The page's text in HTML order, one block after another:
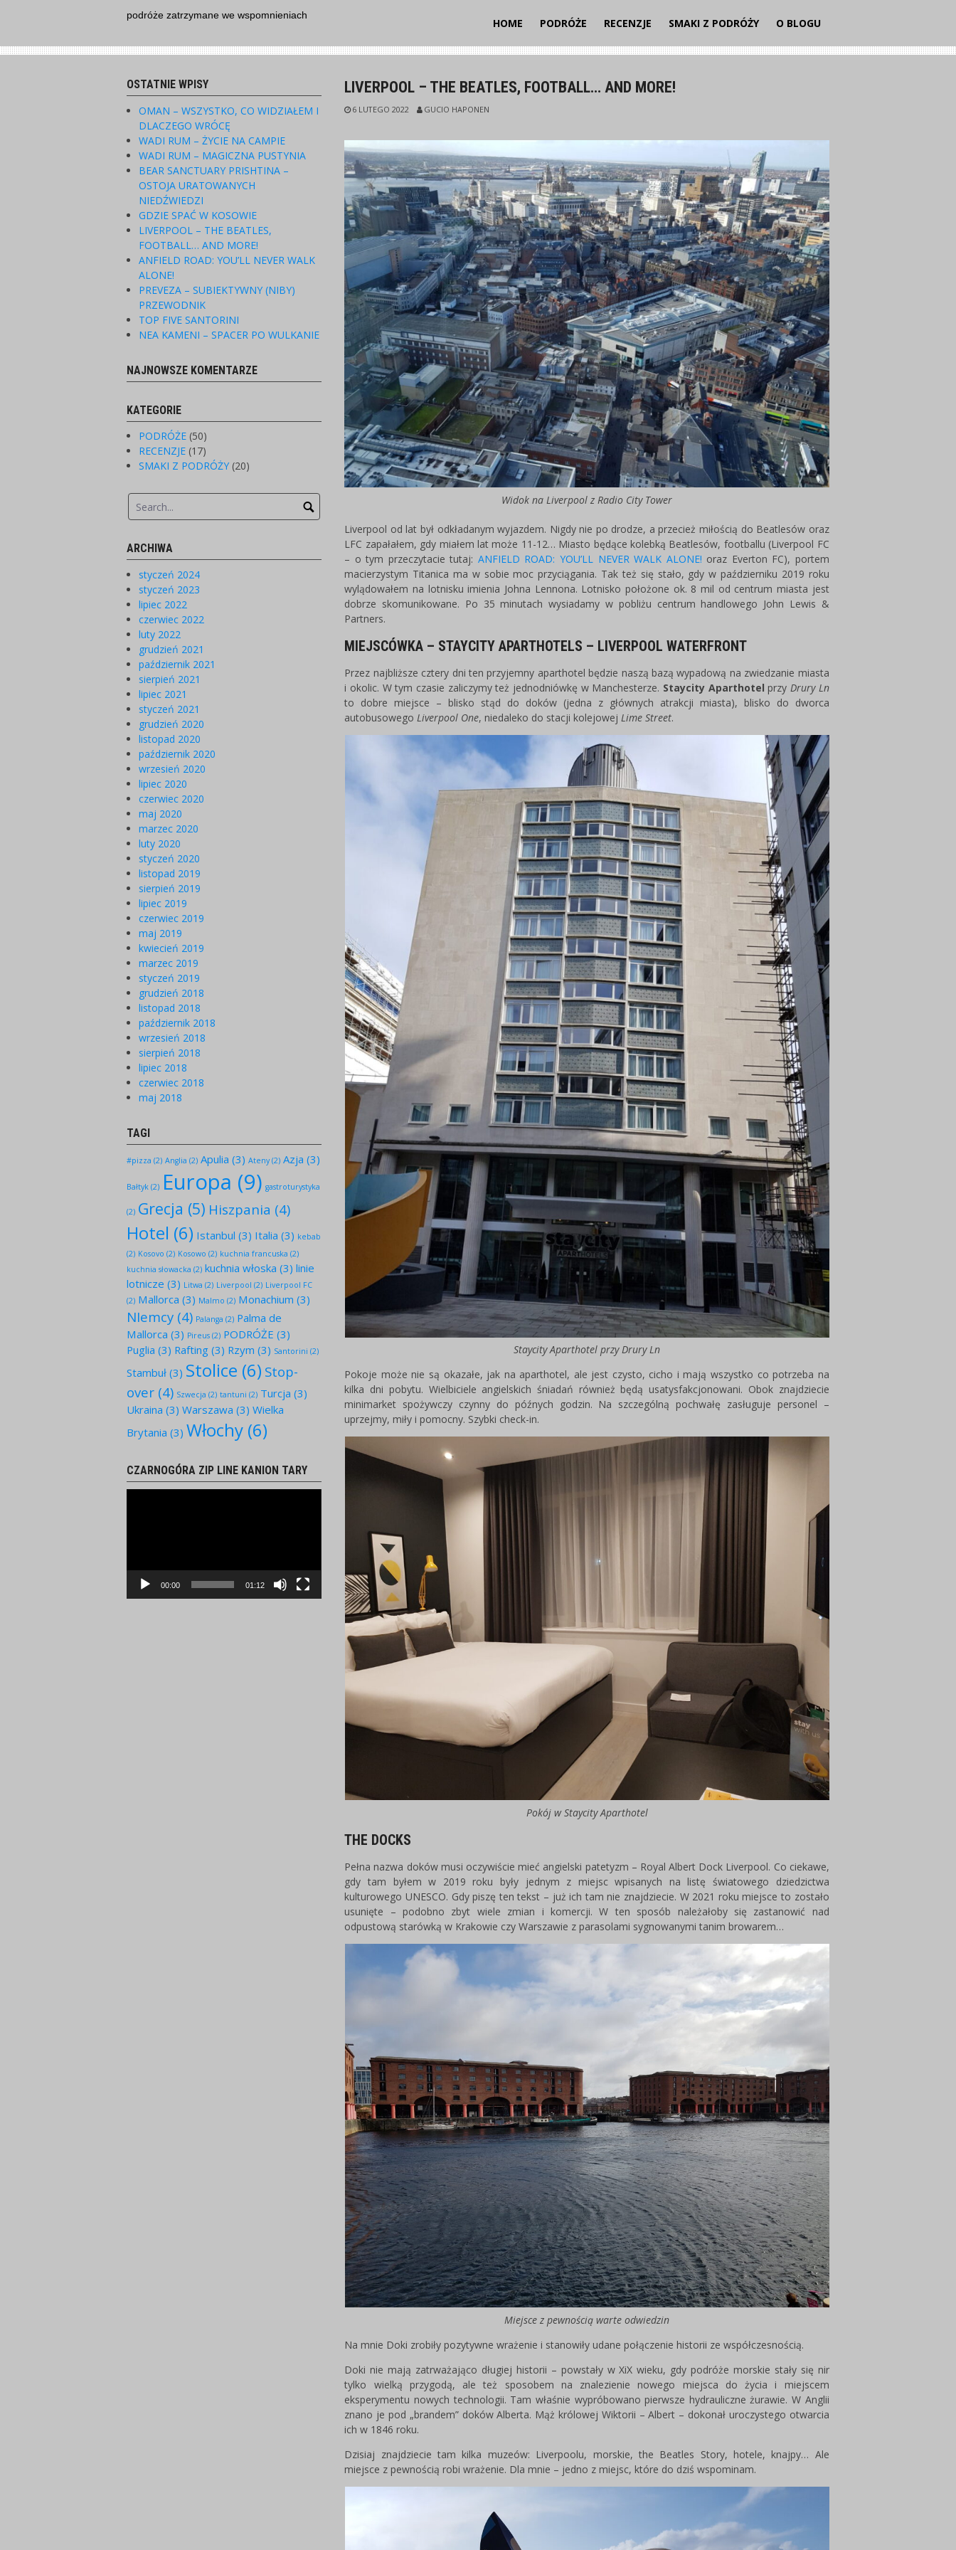
podróże zatrzymane we wspomnieniach
HOME PODRÓŻE RECENZJE SMAKI Z PODRÓŻY O BLOGU
LIVERPOOL – THE BEATLES, FOOTBALL… AND MORE!
6 LUTEGO 2022 GUCIO HAPONEN
Widok na Liverpool z Radio City Tower
Liverpool od lat był odkładanym wyjazdem. Nigdy nie po drodze, a przecież miłością do Beatlesów oraz
LFC zapałałem, gdy miałem lat może 11-12… Miasto będące kolebką Beatlesów, footballu (Liverpool FC
– o tym przeczytacie tutaj: ANFIELD ROAD: YOU’LL NEVER WALK ALONE! oraz Everton FC), portem
macierzystym Titanica ma w sobie moc przyciągania. Tak też się stało, gdy w październiku 2019 roku
wylądowałem na lotnisku imienia Johna Lennona. Lotnisko położone ok. 8 mil od centrum miasta jest
dobrze skomunikowane. Po 35 minutach wysiadamy w pobliżu centrum handlowego John Lewis &
Partners.
MIEJSCÓWKA – STAYCITY APARTHOTELS – LIVERPOOL WATERFRONT
Przez najbliższe cztery dni ten przyjemny aparthotel będzie naszą bazą wypadową na zwiedzanie miasta
i okolic. W tym czasie zaliczymy też jednodniówkę w Manchesterze. Staycity Aparthotel przyDrury Ln
to dobre miejsce – blisko stąd do doków (jedna z głównych atrakcji miasta), blisko do dworca
autobusowegoLiverpool One, niedaleko do stacji kolejowejLime Street.
Staycity Aparthotel przy Drury Ln
Pokoje może nie są okazałe, jak na aparthotel, ale jest czysto, cicho i mają wszystko co potrzeba na
kilka dni pobytu. Wielbiciele angielskich śniadań również będą usatysfakcjonowani. Obok znajdziecie
minimarket spożywczy czynny do późnych godzin. Na szczególną pochwałę zasługuje personel –
uprzejmy, miły i pomocny. Szybki check-in.
Pokój w Staycity Aparthotel
THE DOCKS
Pełna nazwa doków musi oczywiście mieć angielski patetyzm – Royal Albert Dock Liverpool. Co ciekawe,
gdy tam byłem w 2019 roku były jednym z miejsc wpisanych na listę światowego dziedzictwa
kulturowego UNESCO. Gdy piszę ten tekst – już ich tam nie znajdziecie. W 2021 roku miejsce to zostało
usunięte – podobno zbyt wiele zmian i komercji. W ten sposób należałoby się zastanowić nad
odpustową starówką w Krakowie czy Warszawie z parasolami sygnowanymi tanim browarem…
Miejsce z pewnością warte odwiedzin
Na mnie Doki zrobiły pozytywne wrażenie i stanowiły udane połączenie historii ze współczesnością.
Doki nie mają zatrważająco długiej historii – powstały w XiX wieku, gdy podróże morskie stały się nir
tylko wielką przygodą, ale też sposobem na znalezienie nowego miejsca do życia i miejscem
eksperymentu nowych technologii. Tam właśnie wypróbowano pierwsze hydrauliczne żurawie. W Anglii
znano je pod „brandem” doków Alberta. Mąż królowej Wiktorii – Albert – dokonał uroczystego otwarcia
ich w 1846 roku.
Dzisiaj znajdziecie tam kilka muzeów: Liverpoolu, morskie, the Beatles Story, hotele, knajpy… Ale
miejsce z pewnością robi wrażenie. Dla mnie – jedno z miejsc, które do dziś wspominam.
OSTATNIE WPISY
OMAN – WSZYSTKO, CO WIDZIAŁEM I
DLACZEGO WRÓCĘ
WADI RUM – ŻYCIE NA CAMPIE
WADI RUM – MAGICZNA PUSTYNIA
BEAR SANCTUARY PRISHTINA –
OSTOJA URATOWANYCH
NIEDŹWIEDZI
GDZIE SPAĆ W KOSOWIE
LIVERPOOL – THE BEATLES,
FOOTBALL… AND MORE!
ANFIELD ROAD: YOU’LL NEVER WALK
ALONE!
PREVEZA – SUBIEKTYWNY (NIBY)
PRZEWODNIK
TOP FIVE SANTORINI
NEA KAMENI – SPACER PO WULKANIE
NAJNOWSZE KOMENTARZE
KATEGORIE
PODRÓŻE (50)
RECENZJE (17)
SMAKI Z PODRÓŻY (20)
ARCHIWA
styczeń 2024
styczeń 2023
lipiec 2022
czerwiec 2022
luty 2022
grudzień 2021
październik 2021
sierpień 2021
lipiec 2021
styczeń 2021
grudzień 2020
listopad 2020
październik 2020
wrzesień 2020
lipiec 2020
czerwiec 2020
maj 2020
marzec 2020
luty 2020
styczeń 2020
listopad 2019
sierpień 2019
lipiec 2019
czerwiec 2019
maj 2019
kwiecień 2019
marzec 2019
styczeń 2019
grudzień 2018
listopad 2018
październik 2018
wrzesień 2018
sierpień 2018
lipiec 2018
czerwiec 2018
maj 2018
TAGI
#pizza (2) Anglia (2) Apulia (3) Ateny(2) Azja (3)
Bałtyk (2) Europa (9) gastroturystyka
(2) Grecja (5) Hiszpania (4)
Hotel (6) Istanbul (3) Italia (3) kebab
(2) Kosovo (2) Kosowo (2) kuchnia francuska (2)
kuchnia słowacka (2) kuchnia włoska (3) linie
lotnicze (3) Litwa (2) Liverpool (2) Liverpool FC
(2) Mallorca (3) Malmo (2) Monachium (3)
NIemcy (4) Palanga (2) Palma de
Mallorca (3) Pireus (2) PODRÓŻE (3)
Puglia (3) Rafting (3) Rzym (3) Santorini (2)
Stambuł (3) Stolice (6) Stop-
over (4) Szwecja (2) tantuni (2) Turcja (3)
Ukraina (3) Warszawa (3) Wielka
Brytania (3) Włochy (6)
CZARNOGÓRA ZIP LINE KANION TARY
00:00 01:12